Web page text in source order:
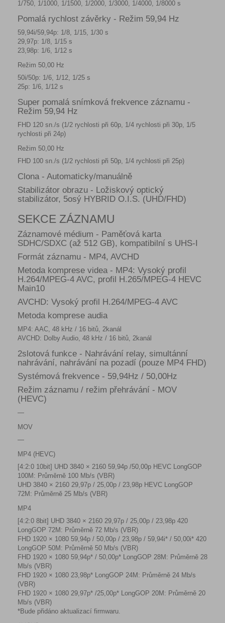
1/750, 1/1000, 1/1500, 1/2000, 1/3000, 1/4000, 1/8000 s
Pomalá rychlost závěrky - Režim 59,94 Hz
59,94i/59,94p: 1/8, 1/15, 1/30 s
29,97p: 1/8, 1/15 s
23,98p: 1/6, 1/12 s
Režim 50,00 Hz
50i/50p: 1/6, 1/12, 1/25 s
25p: 1/6, 1/12 s
Super pomalá snímková frekvence záznamu -
Režim 59,94 Hz
FHD 120 sn./s (1/2 rychlosti při 60p, 1/4 rychlosti při 30p, 1/5
rychlosti při 24p)
Režim 50,00 Hz
FHD 100 sn./s (1/2 rychlosti při 50p, 1/4 rychlosti při 25p)
Clona - Automaticky/manuálně
Stabilizátor obrazu - Ložiskový optický
stabilizátor, 5osý HYBRID O.I.S. (UHD/FHD)
SEKCE ZÁZNAMU
Záznamové médium - Paměťová karta
SDHC/SDXC (až 512 GB), kompatibilní s UHS-I
Formát záznamu - MP4, AVCHD
Metoda komprese videa - MP4: Vysoký profil
H.264/MPEG-4 AVC, profil H.265/MPEG-4 HEVC
Main10
AVCHD: Vysoký profil H.264/MPEG-4 AVC
Metoda komprese audia
MP4: AAC, 48 kHz / 16 bitů, 2kanál
AVCHD: Dolby Audio, 48 kHz / 16 bitů, 2kanál
2slotová funkce - Nahrávání relay, simultánní
nahrávání, nahrávání na pozadí (pouze MP4 FHD)
Systémová frekvence - 59,94Hz / 50,00Hz
Režim záznamu / režim přehrávání - MOV
(HEVC)
—
MOV
—
MP4 (HEVC)
[4:2:0 10bit] UHD 3840 × 2160 59,94p /50,00p HEVC LongGOP
100M: Průměrně 100 Mb/s (VBR)
UHD 3840 × 2160 29,97p / 25,00p / 23,98p HEVC LongGOP
72M: Průměrně 25 Mb/s (VBR)
MP4
[4:2:0 8bit] UHD 3840 × 2160 29,97p / 25,00p / 23,98p 420
LongGOP 72M: Průměrně 72 Mb/s (VBR)
FHD 1920 × 1080 59,94p / 50,00p / 23,98p / 59,94i* / 50,00i* 420
LongGOP 50M: Průměrně 50 Mb/s (VBR)
FHD 1920 × 1080 59,94p* / 50,00p* LongGOP 28M: Průměrně 28
Mb/s (VBR)
FHD 1920 × 1080 23,98p* LongGOP 24M: Průměrně 24 Mb/s
(VBR)
FHD 1920 × 1080 29,97p* /25,00p* LongGOP 20M: Průměrně 20
Mb/s (VBR)
*Bude přidáno aktualizací firmwaru.